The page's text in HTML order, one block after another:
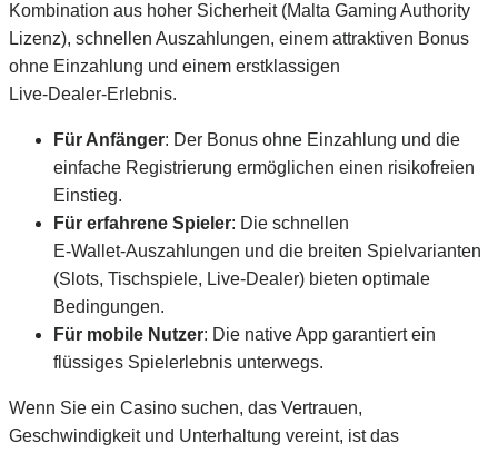
Kombination aus hoher Sicherheit (Malta Gaming Authority
Lizenz), schnellen Auszahlungen, einem attraktiven Bonus
ohne Einzahlung und einem erstklassigen
Live‑Dealer‑Erlebnis.
Für Anfänger: Der Bonus ohne Einzahlung und die
einfache Registrierung ermöglichen einen risikofreien
Einstieg.
Für erfahrene Spieler: Die schnellen
E‑Wallet‑Auszahlungen und die breiten Spielvarianten
(Slots, Tischspiele, Live‑Dealer) bieten optimale
Bedingungen.
Für mobile Nutzer: Die native App garantiert ein
flüssiges Spielerlebnis unterwegs.
Wenn Sie ein Casino suchen, das Vertrauen,
Geschwindigkeit und Unterhaltung vereint, ist das